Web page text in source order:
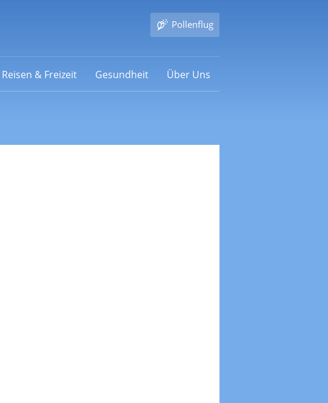
Pollenflug
Reisen & Freizeit Gesundheit Über Uns